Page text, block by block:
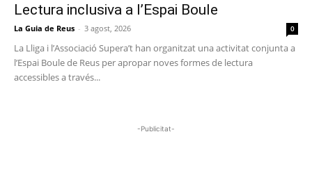
Lectura inclusiva a l’Espai Boule
La Guia de Reus - 3 agost, 2026 0
La Lliga i l’Associació Supera’t han organitzat una activitat conjunta a
l’Espai Boule de Reus per apropar noves formes de lectura
accessibles a través...
-Publicitat-